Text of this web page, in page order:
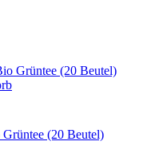
(20 Beutel)